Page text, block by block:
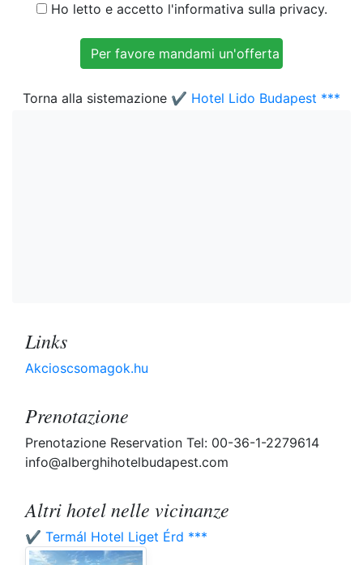
Ho letto e accetto l'informativa sulla privacy.
Torna alla sistemazione ✔️ Hotel Lido Budapest ***
Links
Akcioscsomagok.hu
Prenotazione
Prenotazione Reservation Tel: 00-36-1-2279614
info@alberghihotelbudapest.com
Altri hotel nelle vicinanze
✔️ Termál Hotel Liget Érd ***